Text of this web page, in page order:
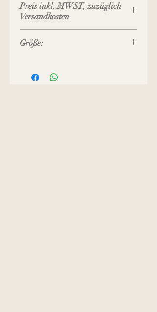
Preis inkl. MWST, zuzüglich
Versandkosten
Größe:
Breite unten: 10 cm